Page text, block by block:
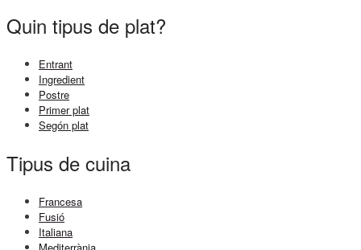
Quin tipus de plat?
Entrant
Ingredient
Postre
Primer plat
Segón plat
Tipus de cuina
Francesa
Fusió
Italiana